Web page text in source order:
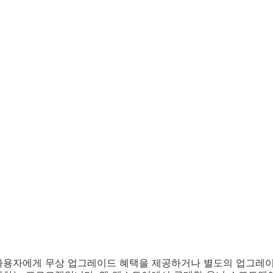
자에게 무상 업그레이드 혜택을 제공하거나 별도의 업그레